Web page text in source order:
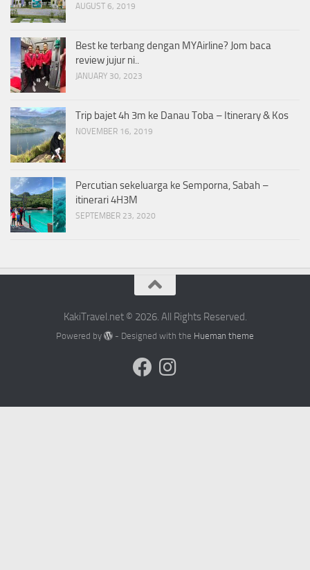
AUGUST 6, 2019
Best ke terbang dengan MYAirline? Jom baca
review jujur ni..
JANUARY 30, 2023
Trip bajet 4h 3m ke Danau Toba – Itinerary & Kos
NOVEMBER 16, 2019
Percutian sekeluarga ke Semporna, Sabah –
itinerari 4H3M
SEPTEMBER 23, 2020
KakiTravel.net © 2026. All Rights Reserved.
Powered by - Designed with the Hueman theme